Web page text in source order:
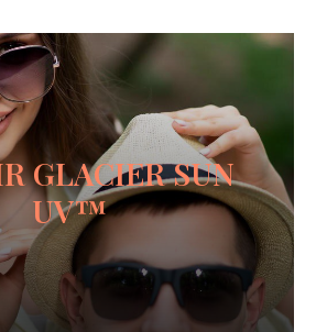
GLACIER SUN
UV™